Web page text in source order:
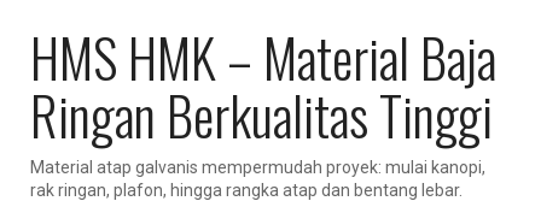
HMS HMK – Material Baja
Ringan Berkualitas Tinggi
Material atap galvanis mempermudah proyek: mulai kanopi,
rak ringan, plafon, hingga rangka atap dan bentang lebar.